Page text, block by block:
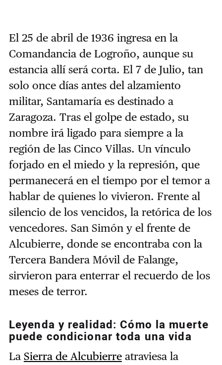
El 25 de abril de 1936 ingresa en la
Comandancia de Logroño, aunque su
estancia allí será corta. El 7 de Julio, tan
solo once días antes del alzamiento
militar, Santamaría es destinado a
Zaragoza. Tras el golpe de estado, su
nombre irá ligado para siempre a la
región de las Cinco Villas. Un vínculo
forjado en el miedo y la represión, que
permanecerá en el tiempo por el temor a
hablar de quienes lo vivieron. Frente al
silencio de los vencidos, la retórica de los
vencedores. San Simón y el frente de
Alcubierre, donde se encontraba con la
Tercera Bandera Móvil de Falange,
sirvieron para enterrar el recuerdo de los
meses de terror.
Leyenda y realidad: Cómo la muerte
puede condicionar toda una vida
La Sierra de Alcubierreatraviesa la